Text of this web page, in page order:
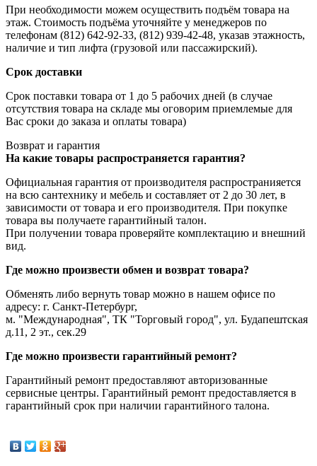
При необходимости можем осуществить подъём товара на
этаж. Стоимость подъёма уточняйте у менеджеров по
телефонам (812) 642-92-33, (812) 939-42-48, указав этажность,
наличие и тип лифта (грузовой или пассажирский).
Срок доставки
Срок поставки товара от 1 до 5 рабочих дней (в случае
отсутствия товара на складе мы оговорим приемлемые для
Вас сроки до заказа и оплаты товара)
Возврат и гарантия
На какие товары распространяется гарантия?
Официальная гарантия от производителя распространияется
на всю сантехнику и мебель и составляет от 2 до 30 лет, в
зависимости от товара и его производителя. При покупке
товара вы получаете гарантийный талон.
При получении товара проверяйте комплектацию и внешний
вид.
Где можно произвести обмен и возврат товара?
Обменять либо вернуть товар можно в нашем офисе по
адресу: г. Санкт-Петербург,
м. "Международная", ТК "Торговый город", ул. Будапештская
д.11, 2 эт., сек.29
Где можно произвести гарантийный ремонт?
Гарантийный ремонт предоставляют авторизованные
сервисные центры. Гарантийный ремонт предоставляется в
гарантийный срок при наличии гарантийного талона.